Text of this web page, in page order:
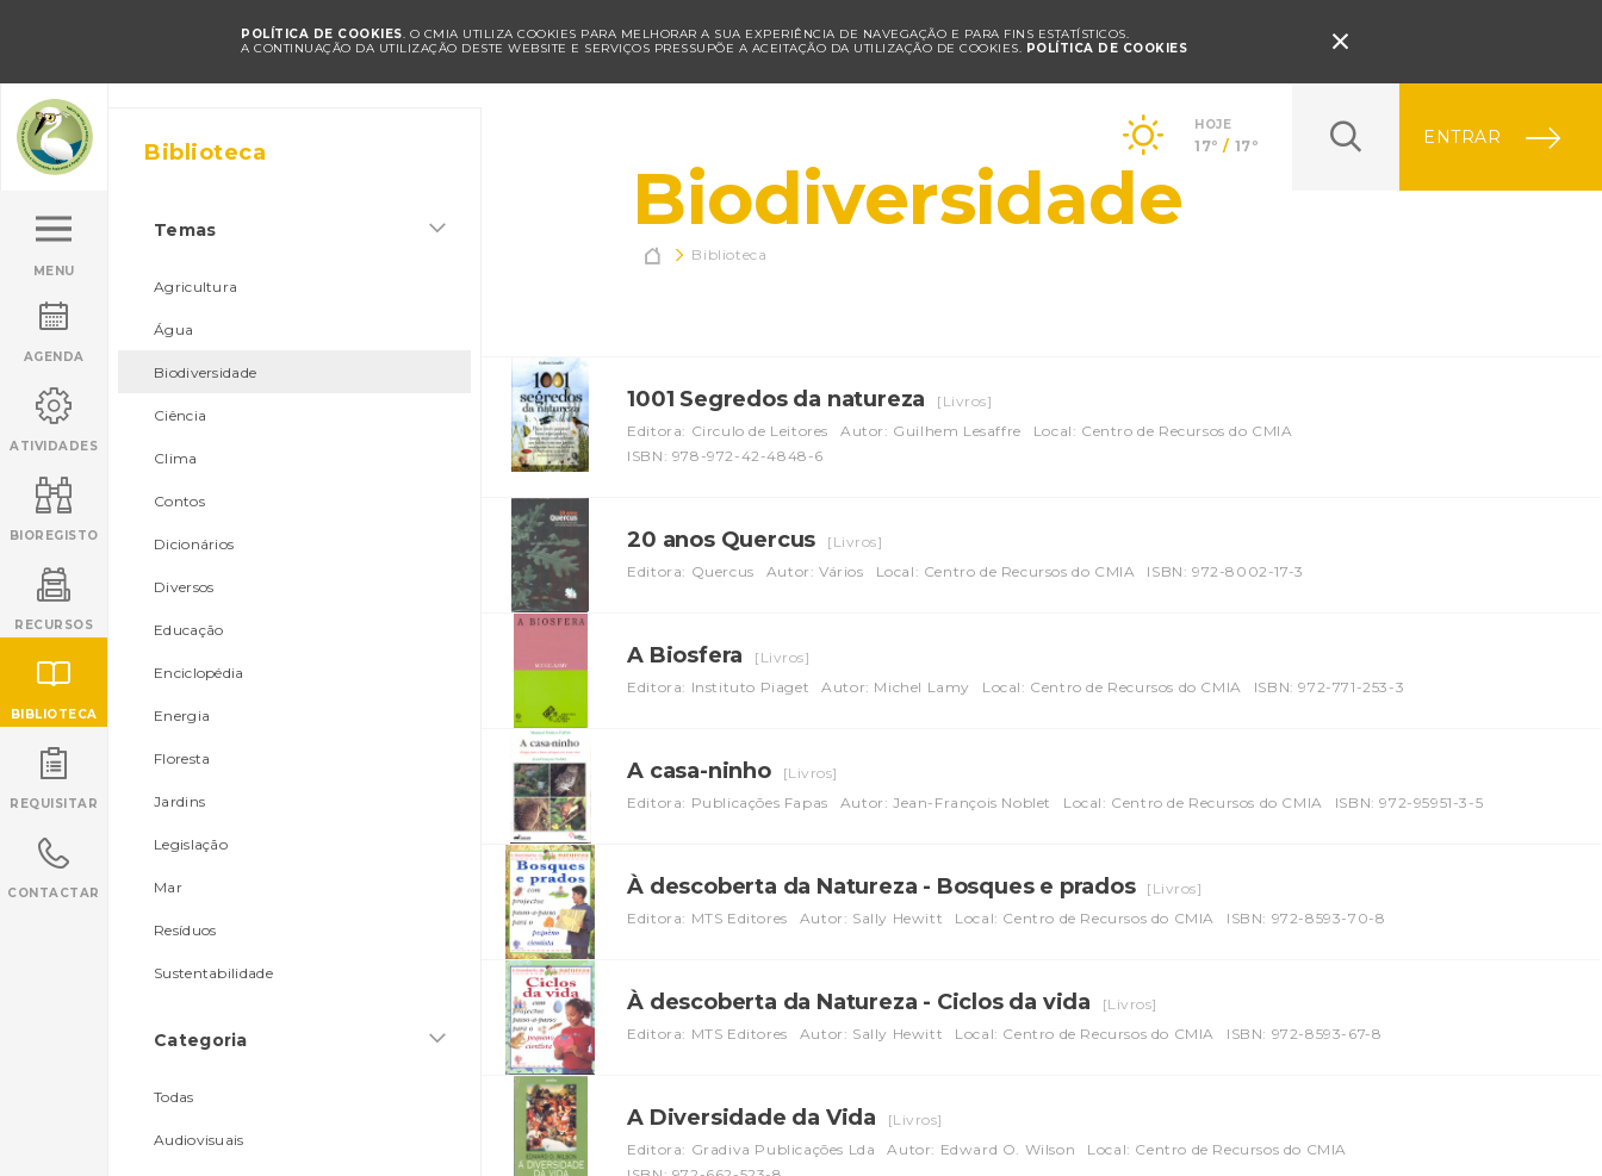
POLÍTICA DE COOKIES. O CMIA UTILIZA COOKIES PARA MELHORAR A SUA EXPERIÊNCIA DE NAVEGAÇÃO E PARA FINS ESTATÍSTICOS.
A CONTINUAÇÃO DA UTILIZAÇÃO DESTE WEBSITE E SERVIÇOS PRESSUPÕE A ACEITAÇÃO DA UTILIZAÇÃO DE COOKIES. POLÍTICA DE COOKIES 
HOJE
17º/ 17º
Pressione Enter
ENTRAR
MENU
AGENDA
ATIVIDADES
BIOREGISTO
RECURSOS
BIBLIOTECA
REQUISITAR
CONTACTAR
Biblioteca
Temas
Agricultura
Água
Biodiversidade
Ciência
Clima
Contos
Dicionários
Diversos
Educação
Enciclopédia
Energia
Floresta
Jardins
Legislação
Mar
Resíduos
Sustentabilidade
Categoria
Todas
Audiovisuais
Biodiversidade
 Biblioteca
1001 Segredos da natureza
[Livros]
Editora: Circulo de Leitores
Autor: Guilhem Lesaffre
Local: Centro de Recursos do CMIA
ISBN: 978-972-42-4848-6
20 anos Quercus
[Livros]
Editora: Quercus
Autor: Vários Local: Centro de Recursos do CMIA ISBN: 972-8002-17-3
A Biosfera
[Livros]
Editora: Instituto Piaget
Autor: Michel Lamy Local: Centro de Recursos do CMIA ISBN: 972-771-253-3
A casa-ninho
[Livros]
Editora: Publicações Fapas
Autor: Jean-François Noblet Local: Centro de Recursos do CMIA ISBN: 972-95951-3-5
À descoberta da Natureza - Bosques e prados
[Livros]
Editora: MTS Editores
Autor: Sally Hewitt Local: Centro de Recursos do CMIA ISBN: 972-8593-70-8
À descoberta da Natureza - Ciclos da vida
[Livros]
Editora: MTS Editores
Autor: Sally Hewitt Local: Centro de Recursos do CMIA ISBN: 972-8593-67-8
A Diversidade da Vida
[Livros]
Editora: Gradiva Publicações Lda
Autor: Edward O. Wilson
Local: Centro de Recursos do CMIA